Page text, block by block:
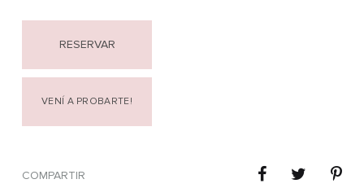
RESERVAR
VENÍ A PROBARTE!
COMPARTIR